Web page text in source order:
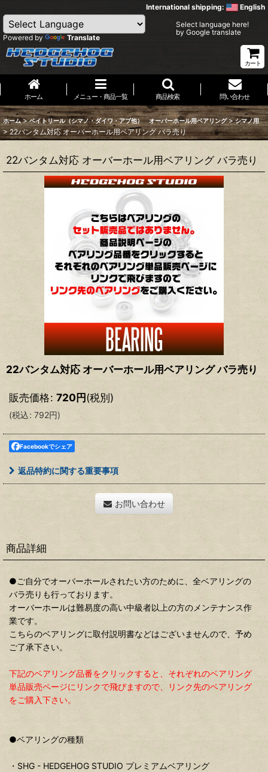
International shipping: English
Powered by Translate
Select language here!
by Google translate
カート
ホーム メニュー・商品一覧 商品検索 問い合わせ
ホーム > ベイトリール（シマノ・ダイワ・アブ他） オーバーホール用ベアリング > シマノ用
> 22バンタム対応 オーバーホール用ベアリング バラ売り
22バンタム対応 オーバーホール用ベアリング バラ売り
22バンタム対応 オーバーホール用ベアリング バラ売り
販売価格: 720円(税別)
(税込: 792円)
Facebookでシェア
返品特約に関する重要事項
お問い合わせ
商品詳細
●ご自分でオーバーホールされたい方のために、全ベアリングの
バラ売りも行っております。
オーバーホールは難易度の高い中級者以上の方のメンテナンス作
業です。
こちらのベアリングに取付説明書などはございませんので、予め
ご了承下さい。
下記のベアリング品番をクリックすると、それぞれのベアリング
単品販売ページにリンクで飛びますので、リンク先のベアリング
をご購入下さい。
●ベアリングの種類
・SHG - HEDGEHOG STUDIO プレミアムベアリング